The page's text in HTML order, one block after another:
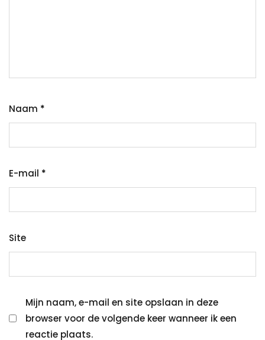
Naam *
E-mail *
Site
Mijn naam, e-mail en site opslaan in deze
browser voor de volgende keer wanneer ik een
reactie plaats.